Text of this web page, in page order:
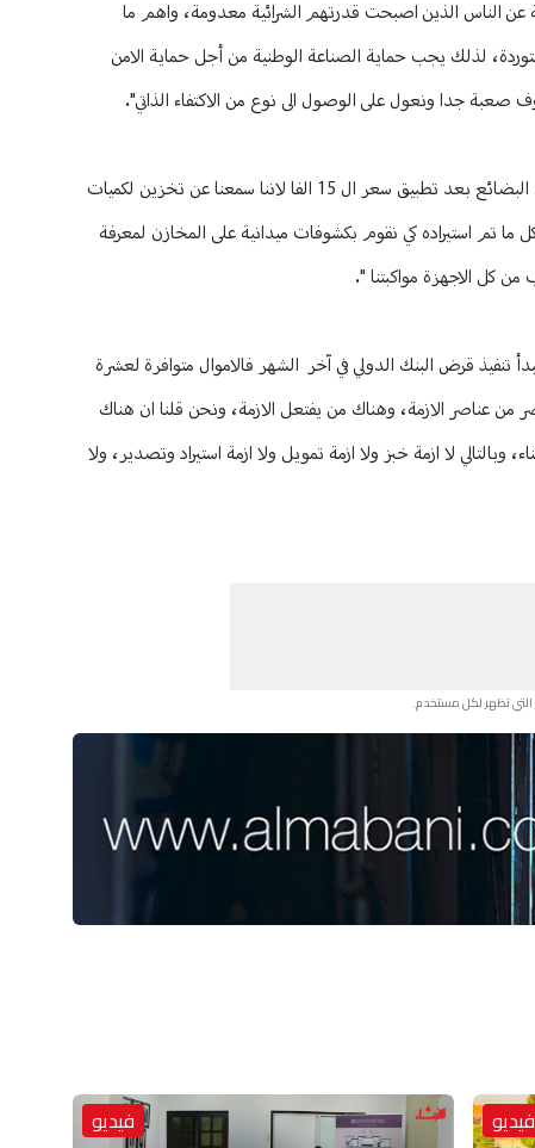
عن الناس الذين اصبحت قدرتهم الشرائية معدومة، واهم ما
لذلك يجب حماية الصناعة الوطنية من أجل حماية الامن
صعبة جدا ونعول على الوصول الى نوع من الاكتفاء الذاتي".
وعن تأثير سعر الصرف على الدولار قال :" نحن نقوم بدور رقابي استباقي على كل ما دخل الى البلد كي لا تخلط البضائع بعد تطبيق سعر ال 15 الفا لاننا سمعنا عن تخزين لكميات
ما تم استيراده كي نقوم بكشوفات ميدانية على المخازن لمعرفة
تنفيذ قرض البنك الدولي في آخر الشهر فالاموال متوافرة لعشرة
عناصر الازمة، وهناك من يفتعل الازمة، ونحن قلنا ان هناك
لا ازمة خبز ولا ازمة تمويل ولا ازمة استيراد وتصدير، ولا
فيديو فيديو